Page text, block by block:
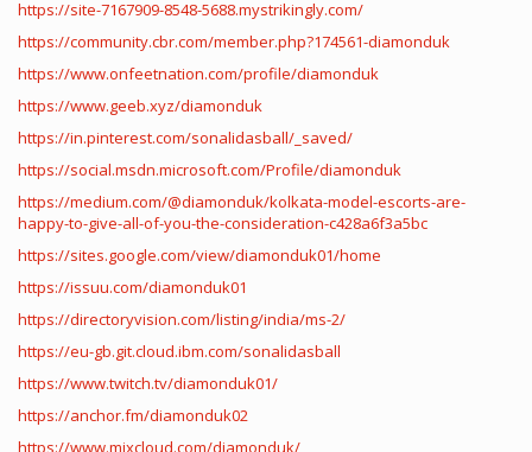
https://site-7167909-8548-5688.mystrikingly.com/
https://community.cbr.com/member.php?174561-diamonduk
https://www.onfeetnation.com/profile/diamonduk
https://www.geeb.xyz/diamonduk
https://in.pinterest.com/sonalidasball/_saved/
https://social.msdn.microsoft.com/Profile/diamonduk
https://medium.com/@diamonduk/kolkata-model-escorts-are-
happy-to-give-all-of-you-the-consideration-c428a6f3a5bc
https://sites.google.com/view/diamonduk01/home
https://issuu.com/diamonduk01
https://directoryvision.com/listing/india/ms-2/
https://eu-gb.git.cloud.ibm.com/sonalidasball
https://www.twitch.tv/diamonduk01/
https://anchor.fm/diamonduk02
https://www.mixcloud.com/diamonduk/